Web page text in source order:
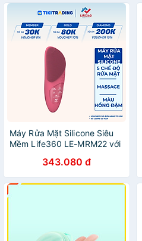
Máy Rửa Mặt Silicone Siêu
Mềm Life360 LE-MRM22 với
Sâu, Massage và Chườm
nóng vùng mắt
343.080 đ